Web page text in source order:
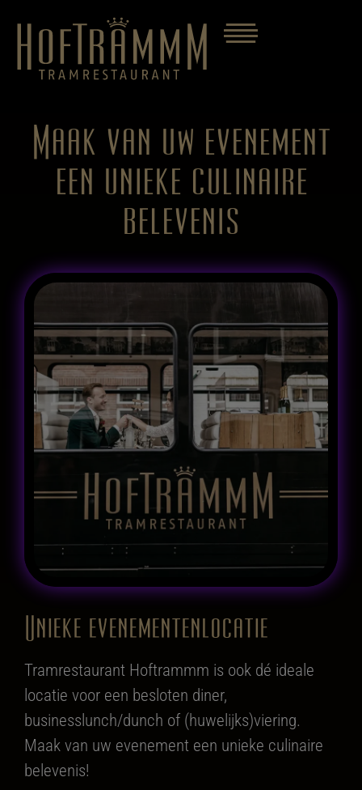
Maak van uw evenement
een unieke culinaire
belevenis
Unieke evenementenlocatie
Tramrestaurant Hoftrammm is ook dé ideale
locatie voor een besloten diner,
businesslunch/dunch of (huwelijks)viering.
Maak van uw evenement een unieke culinaire
belevenis!